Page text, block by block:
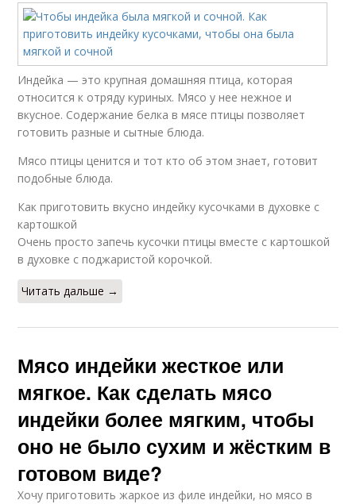
Индейка — это крупная домашняя птица, которая
относится к отряду куриных. Мясо у нее нежное и
вкусное. Содержание белка в мясе птицы позволяет
готовить разные и сытные блюда.
Мясо птицы ценится и тот кто об этом знает, готовит
подобные блюда.
Как приготовить вкусно индейку кусочками в духовке с
картошкой
Очень просто запечь кусочки птицы вместе с картошкой
в духовке с поджаристой корочкой.
Читать дальше →
Мясо индейки жесткое или
мягкое. Как сделать мясо
индейки более мягким, чтобы
оно не было сухим и жёстким в
готовом виде?
Хочу приготовить жаркое из филе индейки, но мясо в